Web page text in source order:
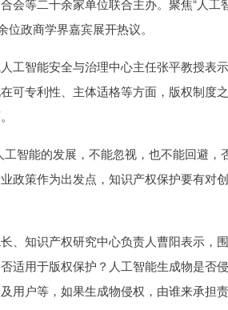
会等二十余家单位联合主办。聚焦“人工
政商学界嘉宾展开热议。
智能安全与治理中心主任张平教授表
可专利性、主体适格等方面，版权制度
能的发展，不能忽视，也不能回避，
政策作为出发点，知识产权保护要有对
知识产权研究中心负责人曹阳表示，
适用于版权保护？人工智能生成物是否
用户等，如果生成物侵权，由谁来承担